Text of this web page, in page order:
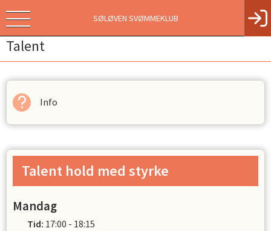
SØLØVEN SVØMMEKLUB
Talent
Info
Talent hold med styrke
Mandag
Tid: 17:00 - 18:15